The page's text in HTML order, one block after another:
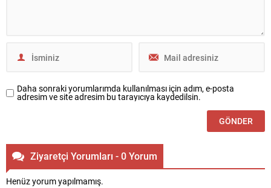
Daha sonraki yorumlarımda kullanılması için adım, e-posta
adresim ve site adresim bu tarayıcıya kaydedilsin.
Ziyaretçi Yorumları - 0 Yorum
Henüz yorum yapılmamış.